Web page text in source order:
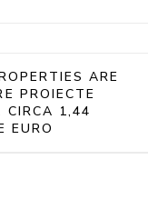
ARE
PROIECTE
CIRCA 1,44
EURO